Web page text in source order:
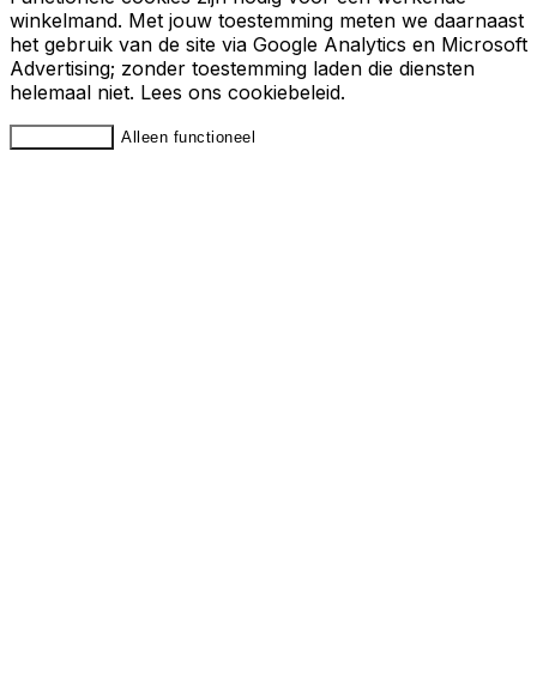
winkelmand. Met jouw toestemming meten we daarnaast
het gebruik van de site via Google Analytics en Microsoft
Advertising; zonder toestemming laden die diensten
helemaal niet. Lees ons cookiebeleid.
Alleen functioneel